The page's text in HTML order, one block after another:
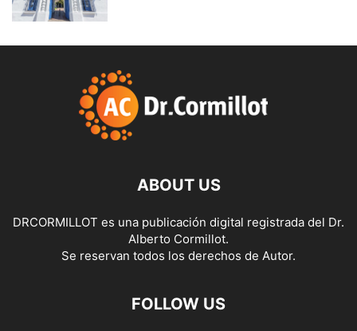
ABOUT US
DRCORMILLOT es una publicación digital registrada del Dr.
Alberto Cormillot.
Se reservan todos los derechos de Autor.
FOLLOW US